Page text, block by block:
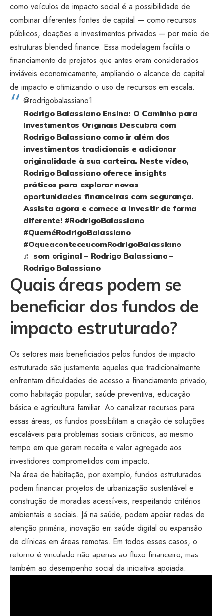
como veículos de impacto social é a possibilidade de
combinar diferentes fontes de capital — como recursos
públicos, doações e investimentos privados — por meio de
estruturas blended finance. Essa modelagem facilita o
financiamento de projetos que antes eram considerados
inviáveis economicamente, ampliando o alcance do capital
de impacto e otimizando o uso de recursos em escala.
@rodrigobalassiano1
Rodrigo Balassiano Ensina: O Caminho para
Investimentos Originais Descubra com
Rodrigo Balassiano como ir além dos
investimentos tradicionais e adicionar
originalidade à sua carteira. Neste vídeo,
Rodrigo Balassiano oferece insights
práticos para explorar novas
oportunidades financeiras com segurança.
Assista agora e comece a investir de forma
diferente! #RodrigoBalassiano
#QueméRodrigoBalassiano
#OqueaconteceucomRodrigoBalassiano
♬ som original – Rodrigo Balassiano –
Rodrigo Balassiano
Quais áreas podem se
beneficiar dos fundos de
impacto estruturado?
Os setores mais beneficiados pelos fundos de impacto
estruturado são justamente aqueles que tradicionalmente
enfrentam dificuldades de acesso a financiamento privado,
como habitação popular, saúde preventiva, educação
básica e agricultura familiar. Ao canalizar recursos para
essas áreas, os fundos possibilitam a criação de soluções
escaláveis para problemas sociais crônicos, ao mesmo
tempo em que geram receita e valor agregado aos
investidores comprometidos com impacto.
Na área de habitação, por exemplo, fundos estruturados
podem financiar projetos de urbanização sustentável e
construção de moradias acessíveis, respeitando critérios
ambientais e sociais. Já na saúde, podem apoiar redes de
atenção primária, inovação em saúde digital ou expansão
de clínicas em áreas remotas. Em todos esses casos, o
retorno é vinculado não apenas ao fluxo financeiro, mas
também ao desempenho social da iniciativa apoiada.